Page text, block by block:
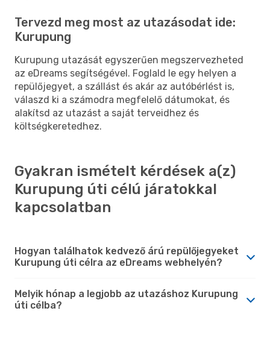
Tervezd meg most az utazásodat ide:
Kurupung
Kurupung utazását egyszerűen megszervezheted
az eDreams segítségével. Foglald le egy helyen a
repülőjegyet, a szállást és akár az autóbérlést is,
válaszd ki a számodra megfelelő dátumokat, és
alakítsd az utazást a saját terveidhez és
költségkeretedhez.
Gyakran ismételt kérdések a(z)
Kurupung úti célú járatokkal
kapcsolatban
Hogyan találhatok kedvező árú repülőjegyeket
Kurupung úti célra az eDreams webhelyén?
Melyik hónap a legjobb az utazáshoz Kurupung
úti célba?